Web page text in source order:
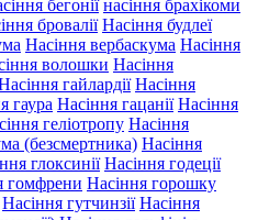
бегонії насіння брахікоми
бровалії Насіння будлеї
Насіння вербаскума Насіння
волошки Насіння
гайлардії Насіння
гаура Насіння гацанії Насіння
геліотропу Насіння
(безсмертника) Насіння
глоксинії Насіння годеції
гомфрени Насіння горошку
Насіння гутчинзії Насіння